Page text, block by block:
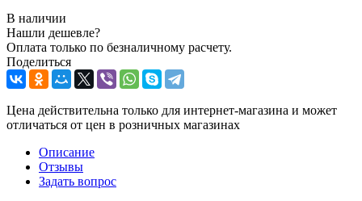
В наличии
Нашли дешевле?
Оплата только по безналичному расчету.
Поделиться
Цена действительна только для интернет-магазина и может
отличаться от цен в розничных магазинах
Описание
Отзывы
Задать вопрос